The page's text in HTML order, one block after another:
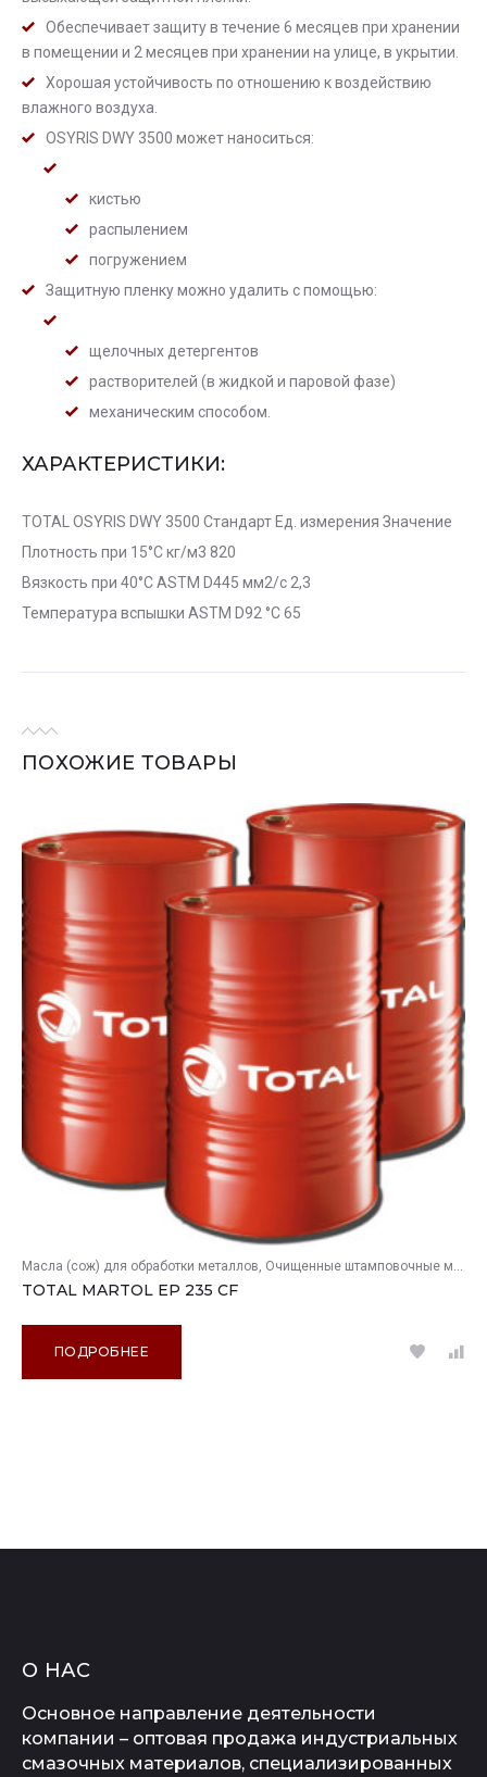
Обеспечивает защиту в течение 6 месяцев при хранении
в помещении и 2 месяцев при хранении на улице, в укрытии.
Хорошая устойчивость по отношению к воздействию
влажного воздуха.
OSYRIS DWY 3500 может наноситься:
кистью
распылением
погружением
Защитную пленку можно удалить с помощью:
щелочных детергентов
растворителей (в жидкой и паровой фазе)
механическим способом.
ХАРАКТЕРИСТИКИ:
TOTAL OSYRIS DWY 3500 Стандарт Ед. измерения Значение
Плотность при 15°C кг/м3 820
Вязкость при 40°C ASTM D445 мм2/с 2,3
Температура вспышки ASTM D92 °C 65
ПОХОЖИЕ ТОВАРЫ
Масла (сож) для обработки металлов Очищенные штамповочные масла
TOTAL MARTOL EP 235 CF
ПОДРОБНЕЕ
О НАС
Основное направление деятельности
компании – оптовая продажа индустриальных
смазочных материалов, специализированных